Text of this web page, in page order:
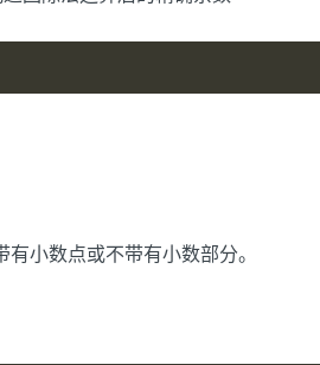
小数点或不带有小数部分。